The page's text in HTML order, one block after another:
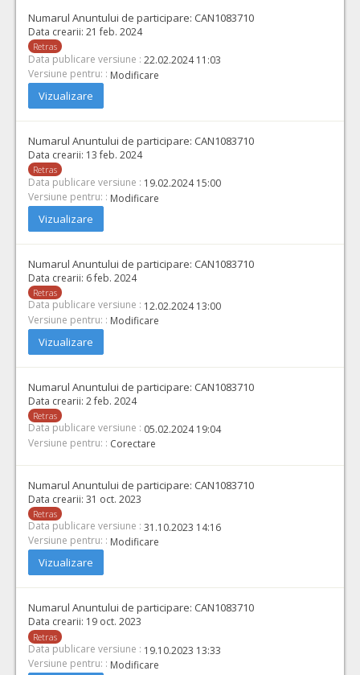
Numarul Anuntului de participare: CAN1083710
Data crearii: 21 feb. 2024
Retras
Data publicare versiune : 22.02.2024 11:03
Versiune pentru: : Modificare
Vizualizare
Numarul Anuntului de participare: CAN1083710
Data crearii: 13 feb. 2024
Retras
Data publicare versiune : 19.02.2024 15:00
Versiune pentru: : Modificare
Vizualizare
Numarul Anuntului de participare: CAN1083710
Data crearii: 6 feb. 2024
Retras
Data publicare versiune : 12.02.2024 13:00
Versiune pentru: : Modificare
Vizualizare
Numarul Anuntului de participare: CAN1083710
Data crearii: 2 feb. 2024
Retras
Data publicare versiune : 05.02.2024 19:04
Versiune pentru: : Corectare
Numarul Anuntului de participare: CAN1083710
Data crearii: 31 oct. 2023
Retras
Data publicare versiune : 31.10.2023 14:16
Versiune pentru: : Modificare
Vizualizare
Numarul Anuntului de participare: CAN1083710
Data crearii: 19 oct. 2023
Retras
Data publicare versiune : 19.10.2023 13:33
Versiune pentru: : Modificare